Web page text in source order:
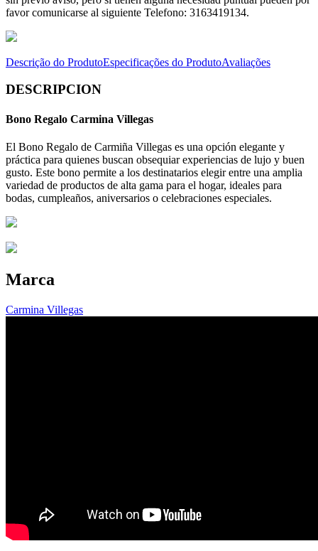
favor comunicarse al siguiente Telefono: 3163419134.
Descrição do ProdutoEspecificações do ProdutoAvaliações
DESCRIPCION
Bono Regalo Carmina Villegas
El Bono Regalo de Carmiña Villegas es una opción elegante y
práctica para quienes buscan obsequiar experiencias de lujo y buen
gusto. Este bono permite a los destinatarios elegir entre una amplia
variedad de productos de alta gama para el hogar, ideales para
bodas, cumpleaños, aniversarios o celebraciones especiales.
Marca
Carmina Villegas